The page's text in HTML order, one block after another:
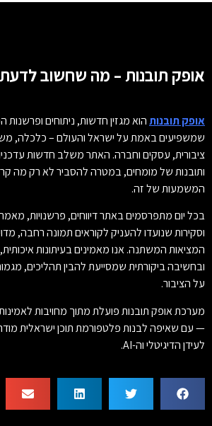
אופק תובנות – מה שחשוב
אופק תובנותהוא מגזין חדשות, ניתוחים
שמשפיעים באמת על ישראל והעולם – כלכלה,
ציבורית, עסקים וחברה. האתר משלב חדשות
ותובנות של מומחים, במטרה להסביר לא רק מה
המשמעות של זה.
בכל יום מתפרסמים באתר דיווחים, פרשנויות,
וסקירות שנועדו להעניק לקוראים תמונה רחבה,
המציאות המשתנה. אנו מאמינים בעיתונות
ובחשיבה ביקורתית שמסייעת להבין תהליכים,
על הציבור.
מערכת אופק תובנות פועלת מתוך מחויבות
— עם שאיפה לבנות פלטפורמת תוכן ישראלית
לעידן הדיגיטלי וה-AI.